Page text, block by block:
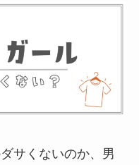
サくないのか、男